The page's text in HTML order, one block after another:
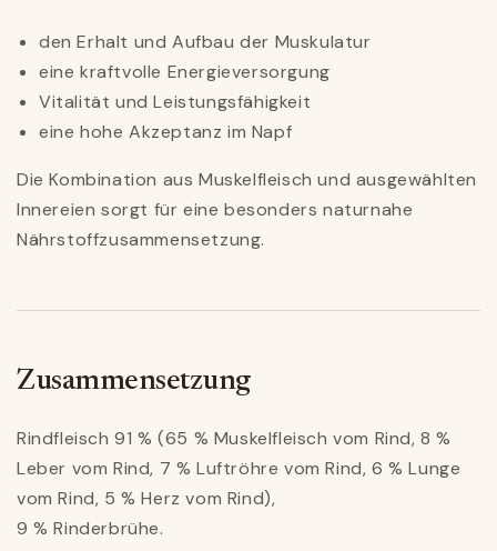
den Erhalt und Aufbau der Muskulatur
eine kraftvolle Energieversorgung
Vitalität und Leistungsfähigkeit
eine hohe Akzeptanz im Napf
Die Kombination aus Muskelfleisch und ausgewählten
Innereien sorgt für eine besonders naturnahe
Nährstoffzusammensetzung.
Zusammensetzung
Rindfleisch 91 % (65 % Muskelfleisch vom Rind, 8 %
Leber vom Rind, 7 % Luftröhre vom Rind, 6 % Lunge
vom Rind, 5 % Herz vom Rind),
9 % Rinderbrühe.